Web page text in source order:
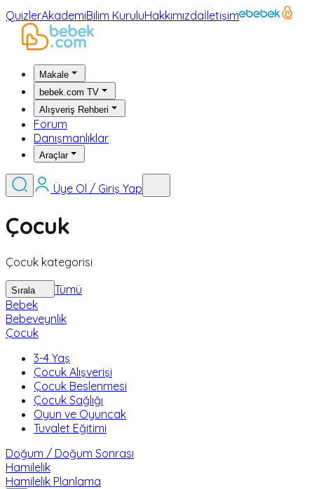
QuizlerAkademiBilim KuruluHakkımızdaİletişim
Makale
bebek.com TV
Alışveriş Rehberi
Forum
Danışmanlıklar
Araçlar
Üye Ol / Giriş Yap
Çocuk
Çocuk kategorisi
Sırala
Tümü
Bebek
Bebeveynlik
Çocuk
3-4 Yaş
Çocuk Alışverişi
Çocuk Beslenmesi
Çocuk Sağlığı
Oyun ve Oyuncak
Tuvalet Eğitimi
Doğum / Doğum Sonrası
Hamilelik
Hamilelik Planlama